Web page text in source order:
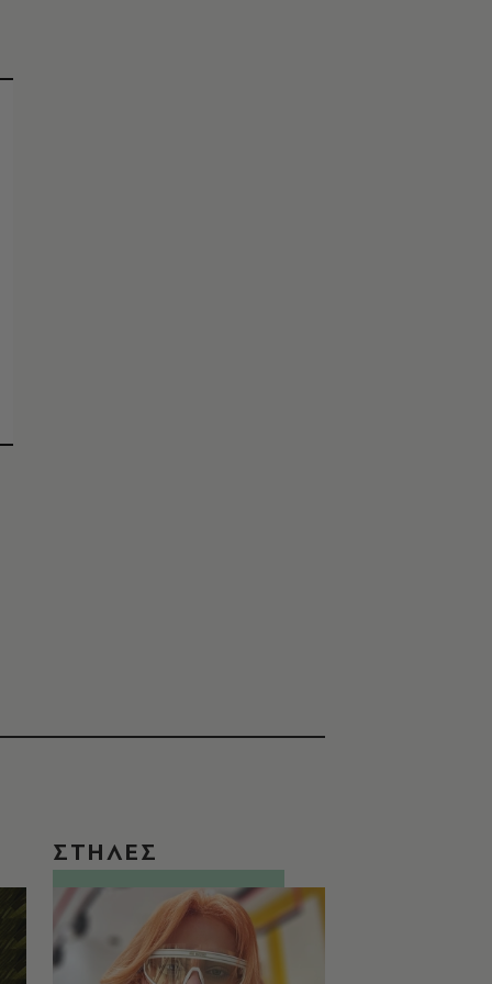
ΣΤΗΛΕΣ